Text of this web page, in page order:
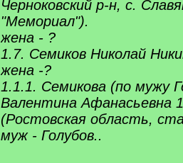
Черноковский р-н, с.
"Мемориал").
жена - ?
1.7. Семиков Николай
жена -?
1.1.1. Семикова (по мужу
Валентина Афанасьевна
(Ростовская область,
муж - Голубов..